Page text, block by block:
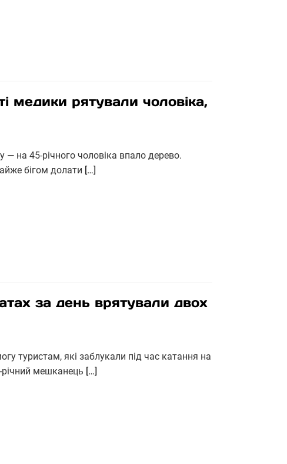
медики рятували чоловіка,
— на 45-річного чоловіка впало дерево.
бігом долати […]
за день врятували двох
туристам, які заблукали під час катання на
мешканець […]